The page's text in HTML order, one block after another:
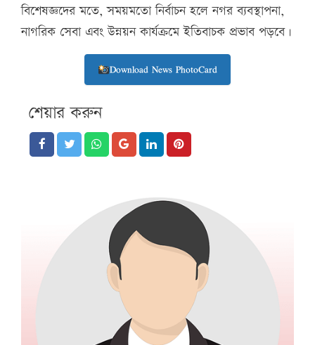
বিশেষজ্ঞদের মতে, সময়মতো নির্বাচন হলে নগর ব্যবস্থাপনা,
নাগরিক সেবা এবং উন্নয়ন কার্যক্রমে ইতিবাচক প্রভাব পড়বে।
Download News PhotoCard
শেয়ার করুন